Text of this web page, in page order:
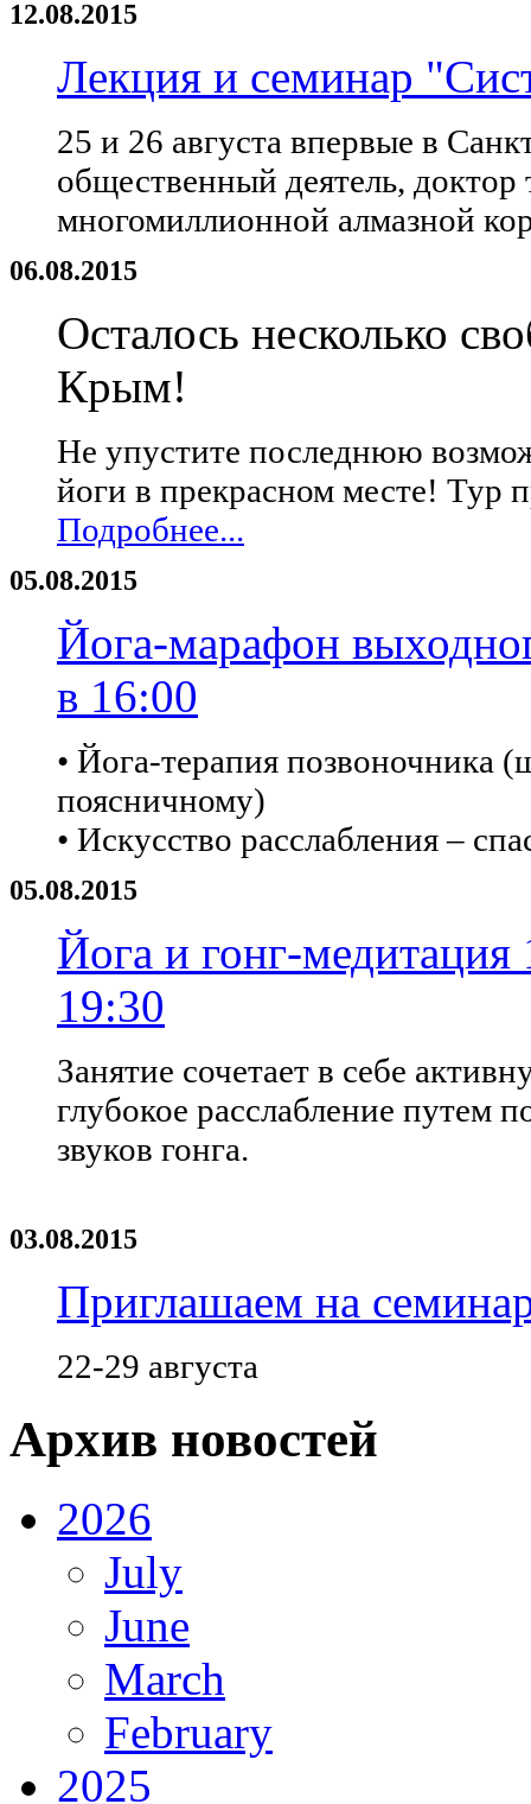
12.08.2015
Лекция и семинар
25 и 26 августа впервые в
общественный деятель, доктор
многомиллионной алмазной
06.08.2015
Осталось несколько
Крым!
Не упустите последнюю
йоги в прекрасном месте! Тур
Подробнее...
05.08.2015
Йога-марафон
в 16:00
• Йога-терапия позвоночника
поясничному)
• Искусство расслабления –
05.08.2015
Йога и гонг-медитация
19:30
Занятие сочетает в себе
глубокое расслабление путем
звуков гонга.
03.08.2015
Приглашаем на
22-29 августа
Архив новостей
2026
July
June
March
February
2025